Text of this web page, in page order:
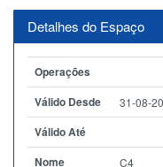
Detalhes do Espaço
Operações
Válido Desde
31-08-
Válido Até
Nome
C4